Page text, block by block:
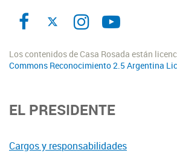
Los contenidos de Casa Rosada están
Commons Reconocimiento 2.5 Argentina
EL PRESIDENTE
Cargos y responsabilidades